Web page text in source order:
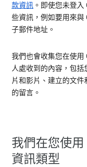
款資訊 。即使您未登
些資訊，例如要用來與
子郵件地址。
我們也會收集您在使用
人處收到的內容，包
片和影片、建立的文件
的留言。
我們在您使
資訊類型